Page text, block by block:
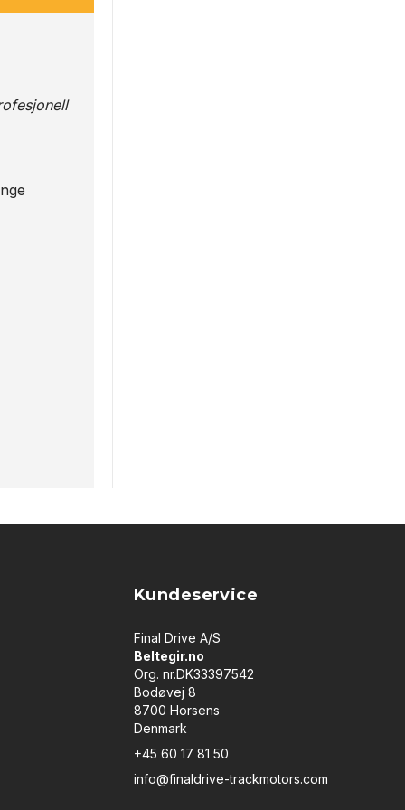
Kundeservice
Final Drive A/S
Beltegir.no
Org. nr.DK33397542
Bodøvej 8
8700 Horsens
Denmark
+45 60 17 81 50
info@finaldrive-trackmotors.com